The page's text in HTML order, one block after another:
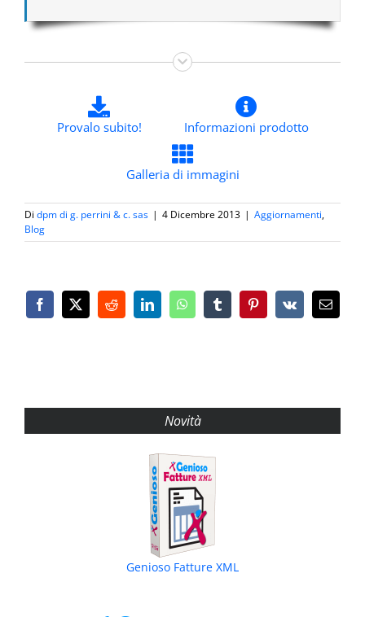
Provalo subito! Informazioni prodotto
Galleria di immagini
Di dpm di g. perrini & c. sas | 4 Dicembre 2013 | Aggiornamenti,
Blog
Facebook
X RedditLinkedInWhatsAppTumblrPinterest
Vk Email
Novità
Genioso Fatture XML